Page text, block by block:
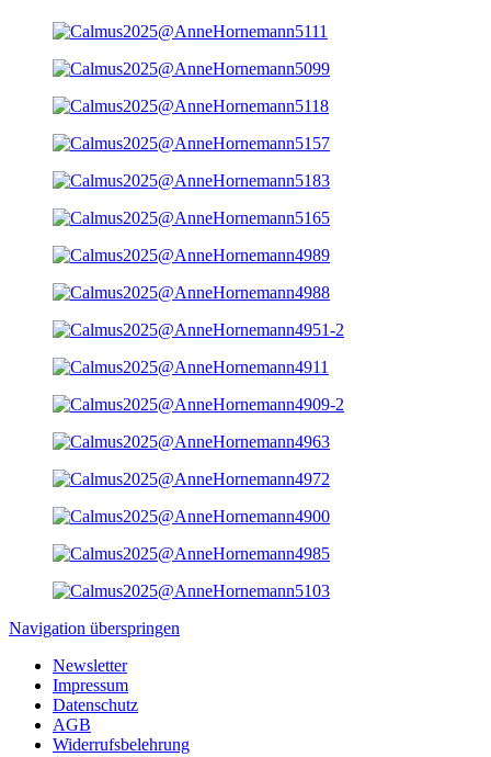
Navigation überspringen
Newsletter
Impressum
Datenschutz
AGB
Widerrufsbelehrung